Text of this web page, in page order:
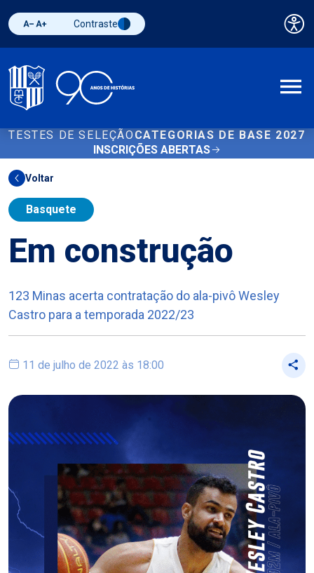
Diminuir fonte
Aumentar fonteAlternar contraste
Contraste
TESTES DE SELEÇÃO CATEGORIAS DE BASE 2027
INSCRIÇÕES ABERTAS
Voltar
Basquete
Em construção
123 Minas acerta contratação do ala-pivô Wesley
Castro para a temporada 2022/23
11 de julho de 2022 às 18:00